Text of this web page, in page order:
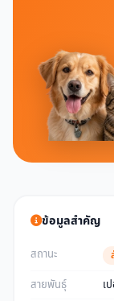
ข้อมูลสำคัญ
สถานะ
สายพันธุ์
เ